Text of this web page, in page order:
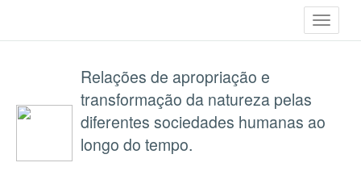
Toggle
Relações de apropriação e
transformação da natureza pelas
diferentes sociedades humanas ao
longo do tempo.